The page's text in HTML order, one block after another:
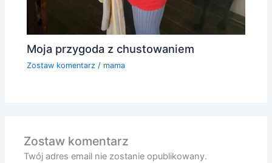
Moja przygoda z chustowaniem
Zostaw komentarz / mama
Zostaw komentarz
Twój adres email nie zostanie opublikowany.